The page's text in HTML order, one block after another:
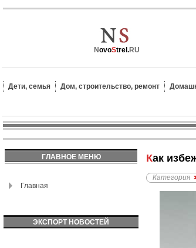
NovoStrel.RU
Дети, семья Дом, строительство, ремонт
ГЛАВНОЕ МЕНЮ
Главная
ЭКСПОРТ НОВОСТЕЙ
Как
Категория